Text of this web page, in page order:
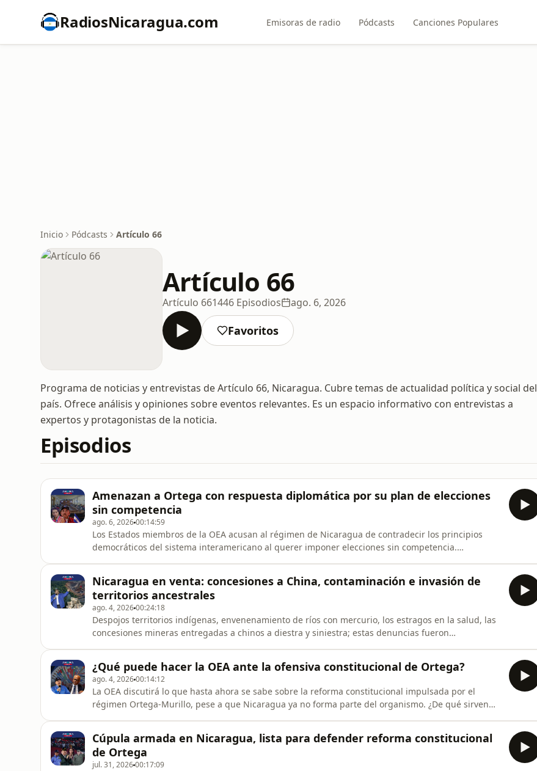
RadiosNicaragua.com Emisoras de radio Pódcasts Canciones Populares
Inicio Pódcasts Artículo 66
Artículo 66
Artículo 661446 Episodios ago. 6, 2026
Favoritos
Programa de noticias y entrevistas de Artículo 66, Nicaragua. Cubre temas de actualidad política y social del
país. Ofrece análisis y opiniones sobre eventos relevantes. Es un espacio informativo con entrevistas a
expertos y protagonistas de la noticia.
Episodios
Amenazan a Ortega con respuesta diplomática por su plan de elecciones
sin competencia
ago. 6, 202600:14:59
Los Estados miembros de la OEA acusan al régimen de Nicaragua de contradecir los principios
democráticos del sistema interamericano al querer imponer elecciones sin competencia.
Nicaragua en venta: concesiones a China, contaminación e invasión de
territorios ancestrales
ago. 4, 202600:24:18
Despojos territorios indígenas, envenenamiento de ríos con mercurio, los estragos en la salud, las
concesiones mineras entregadas a chinos a diestra y siniestra; estas denuncias fueron
¿Qué puede hacer la OEA ante la ofensiva constitucional de Ortega?
ago. 4, 202600:14:12
La OEA discutirá lo que hasta ahora se sabe sobre la reforma constitucional impulsada por el
régimen Ortega-Murillo, pese a que Nicaragua ya no forma parte del organismo. ¿De qué sirven
Cúpula armada en Nicaragua, lista para defender reforma constitucional
de Ortega
jul. 31, 202600:17:09